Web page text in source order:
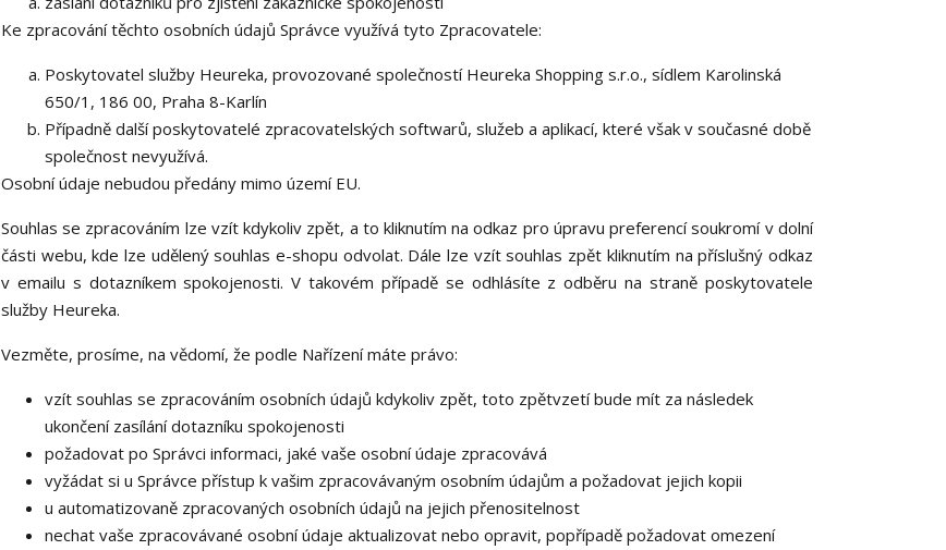
Ke zpracování těchto osobních údajů Správce využívá tyto Zpracovatele:
Poskytovatel služby Heureka, provozované společností Heureka Shopping s.r.o., sídlem Karolinská
650/1, 186 00, Praha 8-Karlín
Případně další poskytovatelé zpracovatelských softwarů, služeb a aplikací, které však v současné době
společnost nevyužívá.
Osobní údaje nebudou předány mimo území EU.
Souhlas se zpracováním lze vzít kdykoliv zpět, a to kliknutím na odkaz pro úpravu preferencí soukromí v dolní
části webu, kde lze udělený souhlas e-shopu odvolat. Dále lze vzít souhlas zpět kliknutím na příslušný odkaz
v emailu s dotazníkem spokojenosti. V takovém případě se odhlásíte z odběru na straně poskytovatele
služby Heureka.
Vezměte, prosíme, na vědomí, že podle Nařízení máte právo:
vzít souhlas se zpracováním osobních údajů kdykoliv zpět, toto zpětvzetí bude mít za následek
ukončení zasílání dotazníku spokojenosti
požadovat po Správci informaci, jaké vaše osobní údaje zpracovává
vyžádat si u Správce přístup k vašim zpracovávaným osobním údajům a požadovat jejich kopii
u automatizovaně zpracovaných osobních údajů na jejich přenositelnost
nechat vaše zpracovávané osobní údaje aktualizovat nebo opravit, popřípadě požadovat omezení